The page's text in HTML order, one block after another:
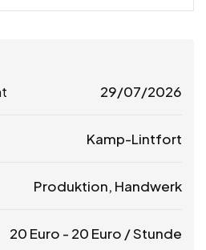
29/07/2026
Kamp-Lintfort
Produktion, Handwerk
20 Euro - 20 Euro / Stunde